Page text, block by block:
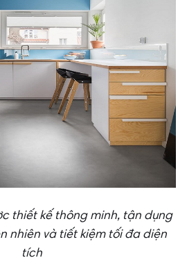
thiết kế thông minh, tận dụng
nhiên và tiết kiệm tối đa diện
tích